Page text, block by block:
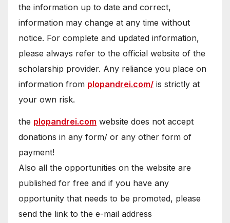
the information up to date and correct,
information may change at any time without
notice. For complete and updated information,
please always refer to the official website of the
scholarship provider. Any reliance you place on
information from plopandrei.com/ is strictly at
your own risk.
the plopandrei.com website does not accept
donations in any form/ or any other form of
payment!
Also all the opportunities on the website are
published for free and if you have any
opportunity that needs to be promoted, please
send the link to the e-mail address